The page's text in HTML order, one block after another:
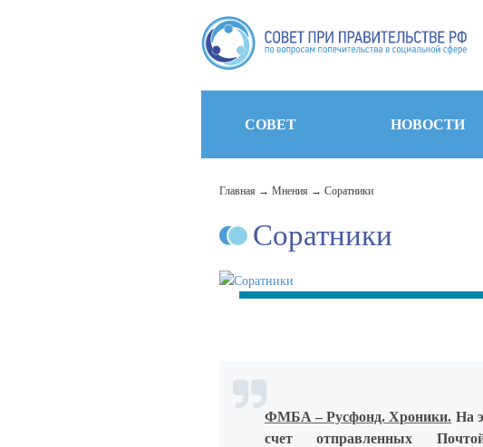
СОВЕТ НОВОСТИ
Главная Мнения Соратники
Соратники
ФМБА – Русфонд. Хроники. На
счет отправленных